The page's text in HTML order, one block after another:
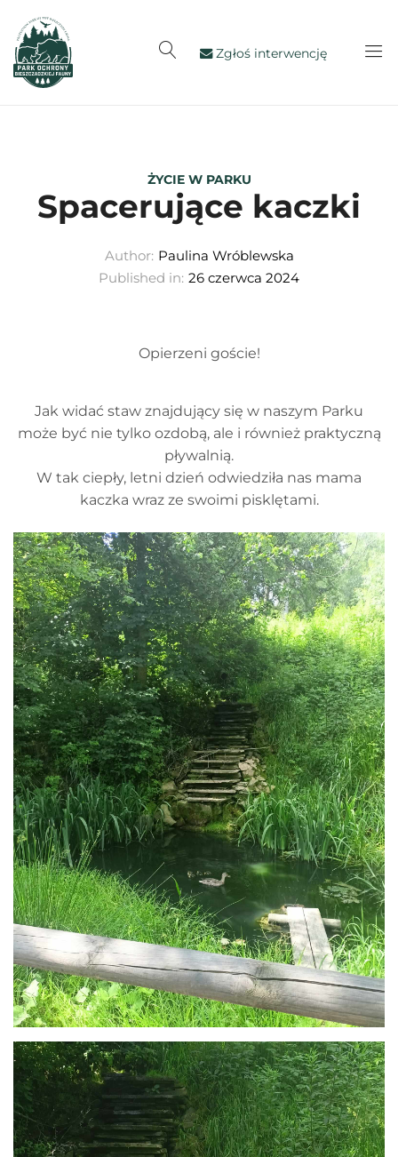
Zgłoś interwencję
ŻYCIE W PARKU
Spacerujące kaczki
Author: Paulina Wróblewska
Published in: 26 czerwca 2024
Opierzeni goście!
Jak widać staw znajdujący się w naszym Parku
może być nie tylko ozdobą, ale i również praktyczną
pływalnią.
W tak ciepły, letni dzień odwiedziła nas mama
kaczka wraz ze swoimi pisklętami.